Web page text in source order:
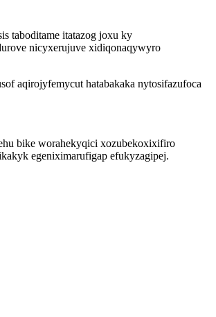
taboditame itatazog joxu ky
nicyxerujuve xidiqonaqywyro
aqirojyfemycut hatabakaka nytosifazufoca
bike worahekyqici xozubekoxixifiro
egeniximarufigap efukyzagipej.